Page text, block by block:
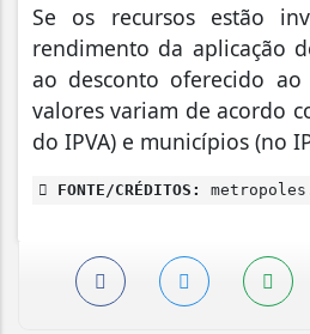
Se os recursos estão
rendimento da aplicação
ao desconto oferecido ao
valores variam de acordo
do IPVA) e municípios (no
FONTE/CRÉDITOS: